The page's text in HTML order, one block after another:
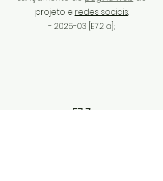
projeto e redes sociais:
- 2025-03 [E7.2 a];
E7.3